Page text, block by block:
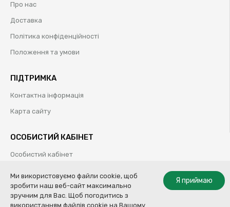
Про нас
Доставка
Політика конфіденційності
Положення та умови
ПІДТРИМКА
Контактна інформація
Карта сайту
ОСОБИСТИЙ КАБІНЕТ
Особистий кабінет
Обрані товари
Я приймаю
Ми використовуємо файли cookie, щоб
зробити наш веб-сайт максимально
зручним для Вас. Щоб погодитись з
використанням файлів cookie на Вашому